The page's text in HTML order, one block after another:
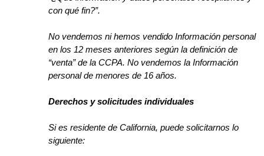
con qué fin?”.
No vendemos ni hemos vendido Información personal
en los 12 meses anteriores según la definición de
“venta” de la CCPA. No vendemos la Información
personal de menores de 16 años.
Derechos y solicitudes individuales
Si es residente de California, puede solicitarnos lo
siguiente: